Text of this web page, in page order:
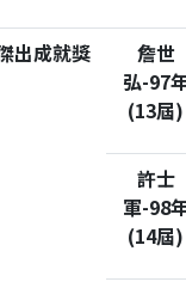
出成就獎
詹世
弘-97
(13屆)
許士
軍-98
(14屆)